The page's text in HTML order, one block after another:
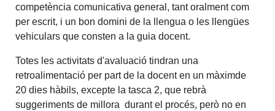
competència comunicativa general, tant oralment com
per escrit, i un bon domini de la llengua o les llengües
vehiculars que consten a la guia docent.
Totes les activitats d'avaluació tindran una
retroalimentació per part de la docent en un màximde
20 dies hàbils, excepte la tasca 2, que rebrà
suggeriments de millora durant el procés, però no en